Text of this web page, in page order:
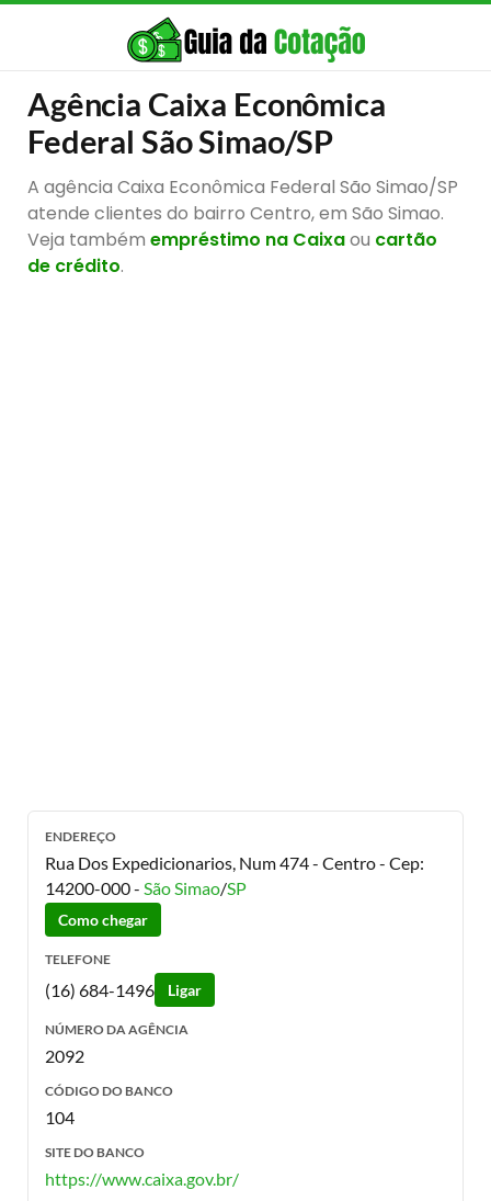
Agência Caixa Econômica
Federal São Simao/SP
A agência Caixa Econômica Federal São Simao/SP
atende clientes do bairro Centro, em São Simao.
Veja também empréstimo na Caixaou cartão
de crédito.
ENDEREÇO
Rua Dos Expedicionarios, Num 474 - Centro- Cep:
14200-000- São Simao/SP
Como chegar
TELEFONE
(16) 684-1496 Ligar
NÚMERO DA AGÊNCIA
2092
CÓDIGO DO BANCO
104
SITE DO BANCO
https://www.caixa.gov.br/